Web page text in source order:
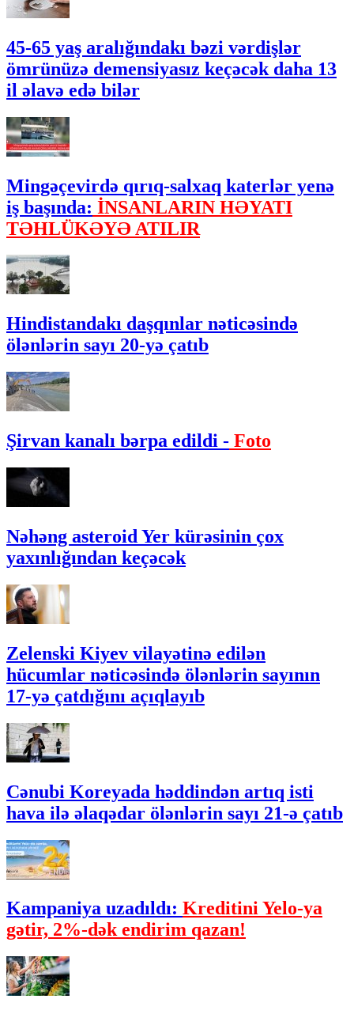
45-65 yaş aralığındakı bəzi vərdişlər
ömrünüzə demensiyasız keçəcək daha 13
il əlavə edə bilər
Mingəçevirdə qırıq-salxaq katerlər yenə
iş başında: İNSANLARIN HƏYATI
TƏHLÜKƏYƏ ATILIR
Hindistandakı daşqınlar nəticəsində
ölənlərin sayı 20-yə çatıb
Şirvan kanalı bərpa edildi - Foto
Nəhəng asteroid Yer kürəsinin çox
yaxınlığından keçəcək
Zelenski Kiyev vilayətinə edilən
hücumlar nəticəsində ölənlərin sayının
17-yə çatdığını açıqlayıb
Cənubi Koreyada həddindən artıq isti
hava ilə əlaqədar ölənlərin sayı 21-ə çatıb
Kampaniya uzadıldı: Kreditini Yelo-ya
gətir, 2%-dək endirim qazan!